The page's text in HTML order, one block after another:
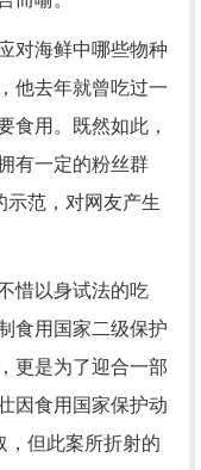
海鲜中哪些物种
他去年就曾吃过一
食用。既然如此，
有一定的粉丝群
示范，对网友产生
惜以身试法的吃
食用国家二级保护
更是为了迎合一部
因食用国家保护动
，但此案所折射的